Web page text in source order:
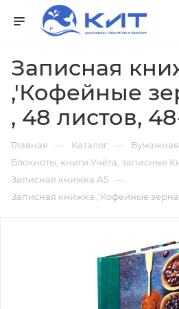
Записная
,'Кофейные
, 48 листов,
Главная — Каталог —
Блокноты, книги Учёта, записные
Записная книжка А5 —
Записная книжка ,'Кофейные